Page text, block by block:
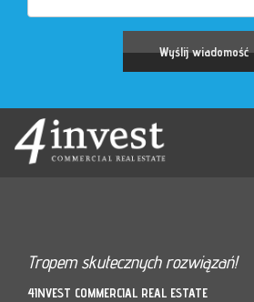
Tropem skutecznych rozwiązań!
4INVEST COMMERCIAL REAL ESTATE